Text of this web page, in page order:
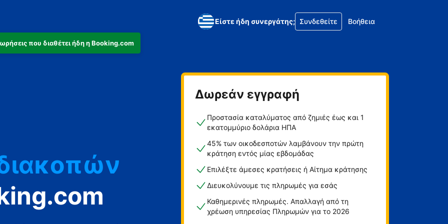
που διαθέτει ήδη η Booking.com
Είστε ήδη συνεργάτης; Συνδεθείτε Βοήθεια
Δωρεάν εγγραφή
Προστασία καταλύματος από ζημιές έως και 1
εκατομμύριο δολάρια ΗΠΑ
45% των οικοδεσποτών λαμβάνουν την πρώτη
κράτηση εντός μίας εβδομάδας
Επιλέξτε άμεσες κρατήσεις ή Αίτημα κράτησης
Διευκολύνουμε τις πληρωμές για εσάς
Καθημερινές πληρωμές. Απαλλαγή από τη
χρέωση υπηρεσίας Πληρωμών για το 2026